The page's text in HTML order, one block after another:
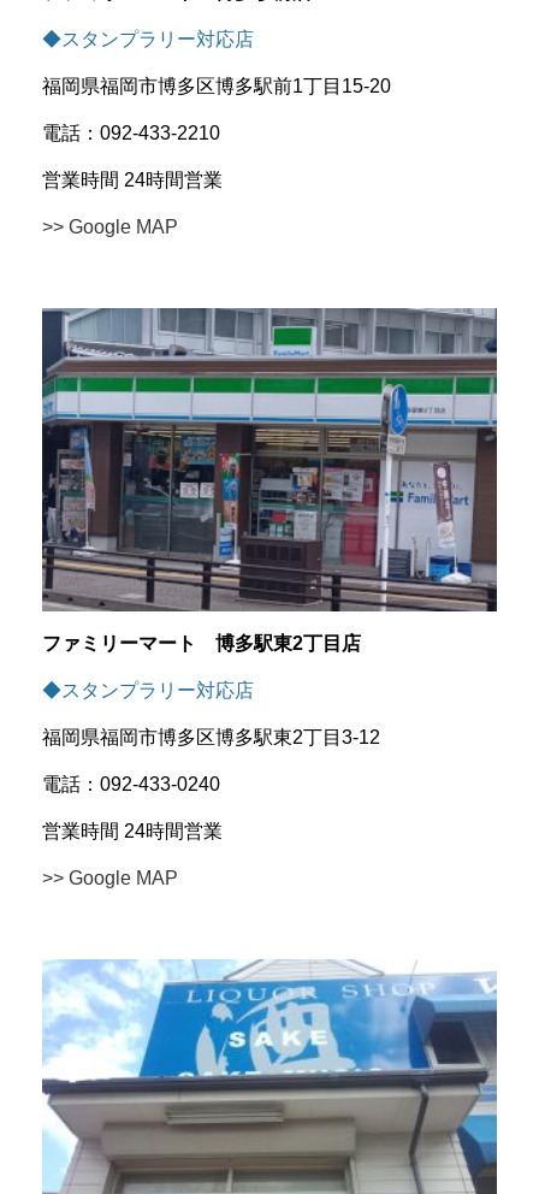
◆スタンプラリー対応店
福岡県福岡市博多区博多駅前1丁目15-20
電話：092-433-2210
営業時間 24時間営業
>> Google MAP
ファミリーマート 博多駅東2丁目店
◆スタンプラリー対応店
福岡県福岡市博多区博多駅東2丁目3-12
電話：092-433-0240
営業時間 24時間営業
>> Google MAP